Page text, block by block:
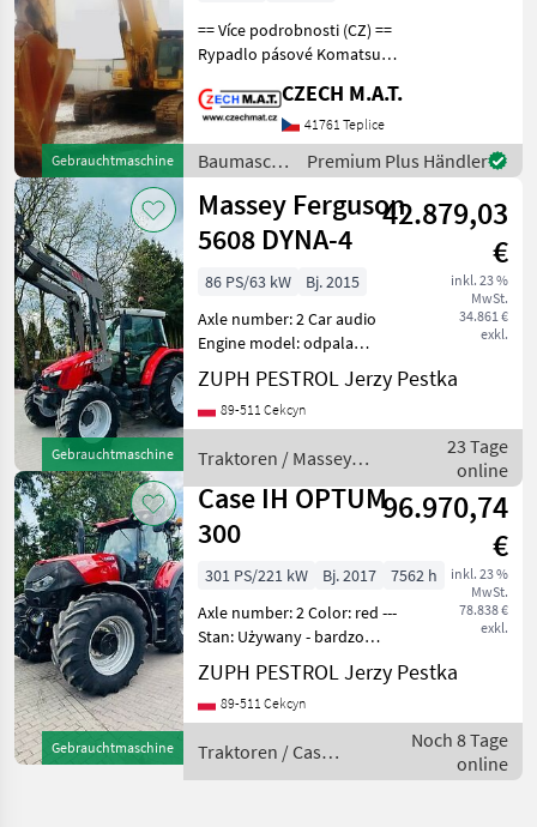
Gebrauchtmaschine
== Více podrobnosti (CZ) ==
Rypadlo pásové Komatsu
najeto 11.840 mth
hmotnost 78t ID 4421_D ==
Weitere Informationen (DE)
== Komats
CZECH M.A.T.
41761 Teplice
Baumaschinen
/ Komatsu
Premium Plus Händler
Gebrauchtmaschine
Massey Ferguson
5608 DYNA-4
42.879,03
€
inkl. 23 %
MwSt.
34.861 €
exkl.
86 PS/63 kW
Bj. 2015
Axle number: 2 Car audio
Engine model: odpala
dosłownie "na dotyk" i
przepięknie --- Stan:
Używany - bardzo dobry
ładowacz czołowy klimat
ZUPH PESTROL Jerzy Pestka
89-511 Cekcyn
Traktoren / Massey
Ferguson
23 Tage
online
Gebrauchtmaschine
Case IH OPTUM
300
96.970,74
€
inkl. 23 %
MwSt.
78.838 €
exkl.
301 PS/221 kW Bj. 2017
7562 h
Axle number: 2 Color: red ---
Stan: Używany - bardzo
dobry stan Koła
napędzające: 4 koła Sprzęt
różnego typu: przedni
przedni most hamulce pn
ZUPH PESTROL Jerzy Pestka
89-511 Cekcyn
Traktoren / Case
IH
Noch 8 Tage
online